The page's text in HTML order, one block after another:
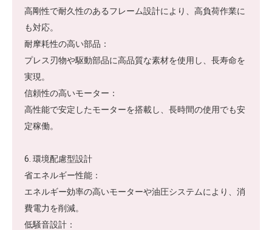
高剛性で耐久性のあるフレーム設計により、高負荷作業に
も対応。
耐摩耗性の高い部品：
プレス刃物や駆動部品に高品質な素材を使用し、長寿命を
実現。
信頼性の高いモーター：
高性能で安定したモーターを搭載し、長時間の使用でも安
定稼働。
6. 環境配慮型設計
省エネルギー性能：
エネルギー効率の高いモーターや油圧システムにより、消
費電力を削減。
低騒音設計：